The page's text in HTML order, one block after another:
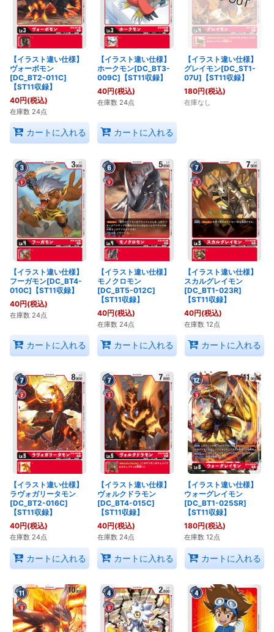
【イラスト違い仕様】
ヴォーボモン
[DC_BT2-011C]
【ST11収録】
40円(税込)
在庫数 24点
カートに入れる
【イラスト違い仕様】
ホークモン[DC_BT3-
009C]【ST11収録】
40円(税込)
在庫数 24点
カートに入れる
【イラスト違い仕様】
グレイモン[DC_ST1-
07U]【ST11収録】
180円(税込)
在庫なし
【イラスト違い仕様】
フーガモン[DC_BT4-
010C]【ST11収録】
40円(税込)
在庫数 24点
カートに入れる
【イラスト違い仕様】
モノクロモン
[DC_BT5-012C]
【ST11収録】
40円(税込)
在庫数 24点
カートに入れる
【イラスト違い仕様】
スカルグレイモン
[DC_BT1-023R]
【ST11収録】
40円(税込)
在庫数 12点
カートに入れる
【イラスト違い仕様】
ラヴォガリータモン
[DC_BT2-016C]
【ST11収録】
40円(税込)
在庫数 24点
カートに入れる
【イラスト違い仕様】
ヴォルクドラモン
[DC_BT4-015C]
【ST11収録】
40円(税込)
在庫数 24点
カートに入れる
【イラスト違い仕様】
ウォーグレイモン
[DC_BT1-025SR]
【ST11収録】
180円(税込)
在庫数 12点
カートに入れる